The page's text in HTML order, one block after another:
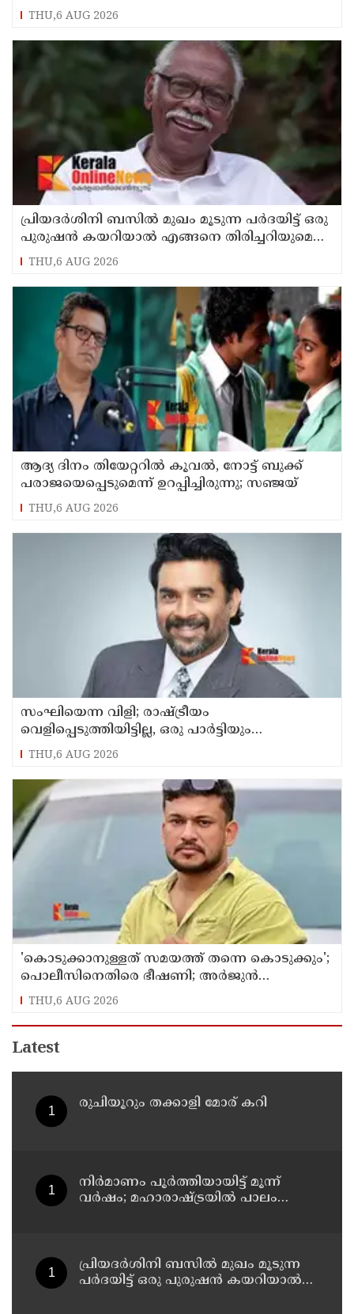
THU,6 AUG 2026
പ്രിയദർശിനി ബസിൽ മുഖം മൂടുന്ന പർദയിട്ട് ഒരു
പുരുഷൻ കയറിയാൽ എങ്ങനെ തിരിച്ചറിയുമെന്ന്
എംഎൻ കാരശ്ശേരി
THU,6 AUG 2026
ആദ്യ ദിനം തിയേറ്ററില്‍ കൂവല്‍, നോട്ട് ബുക്ക്
പരാജയെപ്പെടുമെന്ന് ഉറപ്പിച്ചിരുന്നു; സഞ്ജയ്
THU,6 AUG 2026
സംഘിയെന്ന വിളി; രാഷ്ട്രീയം
വെളിപ്പെടുത്തിയിട്ടില്ല, ഒരു പാര്‍ട്ടിയും
അംഗത്വത്തിന് സമീപിച്ചിട്ടില്ലെന്ന് ആര്‍ മാധവന്‍
THU,6 AUG 2026
'കൊടുക്കാനുള്ളത് സമയത്ത് തന്നെ കൊടുക്കും';
പൊലീസിനെതിരെ ഭീഷണി; അർജുൻ
ആയങ്കിക്കെതിരെ കേസെടുത്തു
THU,6 AUG 2026
Latest
രുചിയൂറും തക്കാളി മോര് കറി
നിർമാണം പൂർത്തിയായിട്ട് മൂന്ന്
വർഷം; മഹാരാഷ്ട്രയിൽ പാലം
പ്രിയദർശിനി ബസിൽ മുഖം മൂടുന്ന
പർദയിട്ട് ഒരു പുരുഷൻ കയറിയാൽ